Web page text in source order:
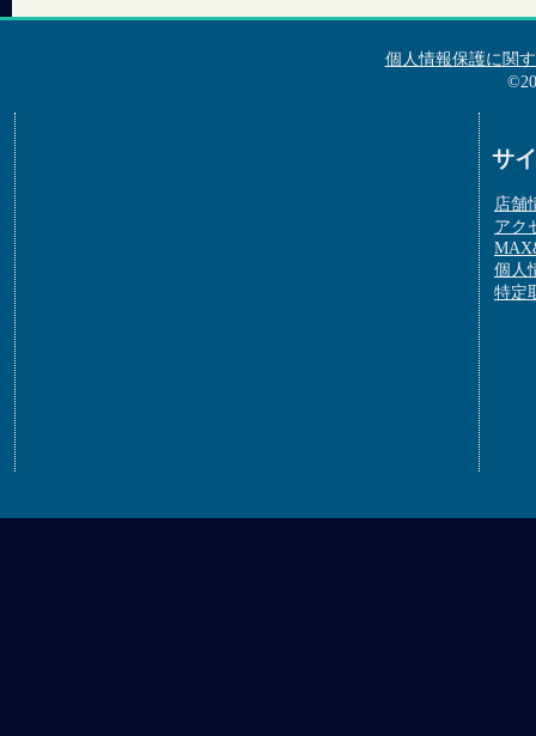
個人情報保護に関
サ
店舗
アク
個人
特定